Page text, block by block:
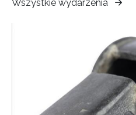
Wszystkie wydarzenia
Muzeum
Ziemi